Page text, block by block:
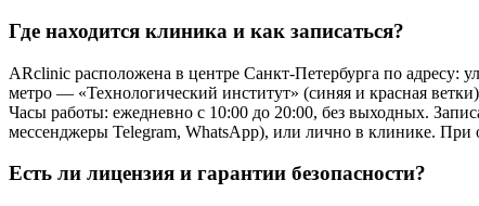
Где находится клиника и как записаться?
ARclinic расположена в центре Санкт-Петербурга по адресу:
метро — «Технологический институт» (синяя и красная
Часы работы: ежедневно с 10:00 до 20:00, без выходных.
мессенджеры Telegram, WhatsApp), или лично в клинике.
Есть ли лицензия и гарантии безопасности?